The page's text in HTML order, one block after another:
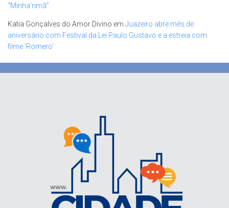
“Minha’rimã”
Katia Gonçalves do Amor Divino em Juazeiro abre mês de
aniversário com Festival da Lei Paulo Gustavo e a estreia com
filme ‘Romero’